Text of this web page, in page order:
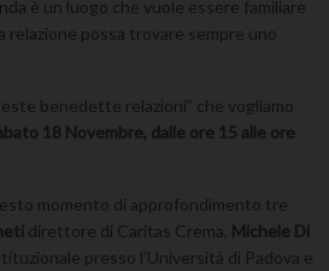
è un luogo che vuole essere familiare
relazione possa trovare sempre uno
benedette relazioni” che vogliamo
18 Novembre, dalle ore 15 alle ore
momento di approfondimento tre
direttore di Caritas Crema, Michele Di
presso l’Università di Padova e